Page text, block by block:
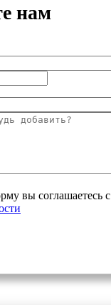
нам
вы соглашаетесь с